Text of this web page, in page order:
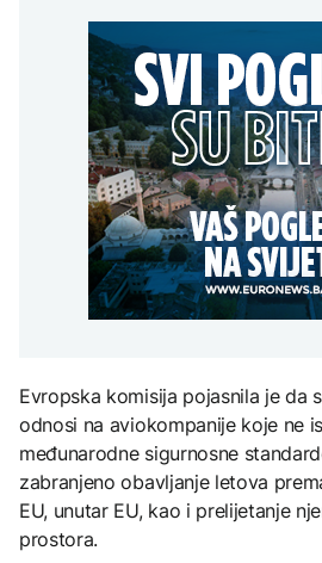
Počela
RS
smanjuje
zbog niskog
visokih
Save
graničnim
sistema
čim je
BIZNIS
Skočile
svjetskom
se to
KULTURA
Rat i pijesak
drevnim
Meroe u
Evropska komisija pojasnila je da
odnosi na aviokompanije koje ne
međunarodne sigurnosne
zabranjeno obavljanje letova
EU, unutar EU, kao i prelijetanje
prostora.